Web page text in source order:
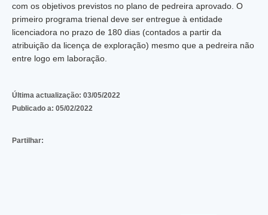
com os objetivos previstos no plano de pedreira aprovado. O
primeiro programa trienal deve ser entregue à entidade
licenciadora no prazo de 180 dias (contados a partir da
atribuição da licença de exploração) mesmo que a pedreira não
entre logo em laboração.
Última actualização: 03/05/2022
Publicado a: 05/02/2022
Partilhar: